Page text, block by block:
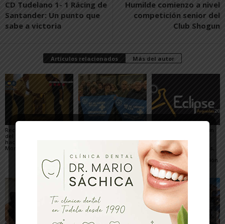
CD Tudelano 1- 1 Rácing de
Santander: Un punto que
sabe a victoria
Humilde comienzo a nivel
competición senior del
Club Shogun
Artículos relacionados Más del autor
Recuperado un relieve
del siglo XVI robado
hace 16 años del
Monasterio de Fitero
Gobierno de Navarra a
sus fiestas por el cierre
de las Urgencias
Arguedas presenta un
para el eclipse, con
actividades científicas,
visitas guiadas,
concierto y observación
de las Perseidas